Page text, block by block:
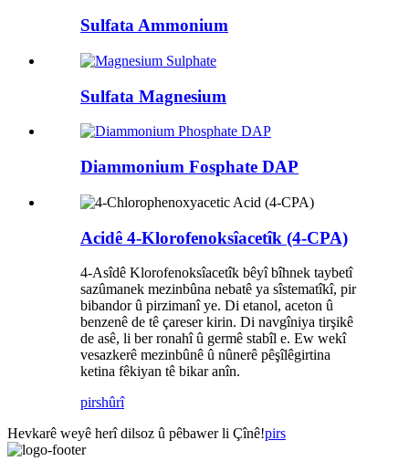
Sulfata Ammonium
Sulfata Magnesium
Diammonium Fosphate DAP
Acidê 4-Klorofenoksîacetîk (4-CPA)
4-Asîdê Klorofenoksîacetîk bêyî bîhnek taybetî
sazûmanek mezinbûna nebatê ya sîstematîkî, pir
bibandor û pirzimanî ye. Di etanol, aceton û
benzenê de tê çareser kirin. Di navgîniya tirşikê
de asê, li ber ronahî û germê stabîl e. Ew wekî
vesazkerê mezinbûnê û nûnerê pêşîlêgirtina
ketina fêkiyan tê bikar anîn.
pirshûrî
Hevkarê weyê herî dilsoz û pêbawer li Çînê!pirs